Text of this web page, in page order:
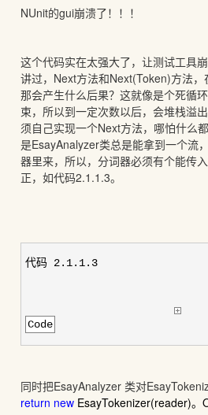
NUnit的gui崩溃了！！！
这个代码实在太强大了，让测试工具
讲过，Next方法和Next(Token)方法，
那会产生什么后果？这就像是个死循
束，所以到一定次数以后，会堆栈溢
须自己实现一个Next方法，哪怕什么
是EsayAnalyzer类总是能拿到一个流
器里来，所以，分词器必须有个能传
正，如代码2.1.1.3。
代码 2.1.1.3
Code
同时把EsayAnalyzer 类对
return new EsayTokenizer(reader)。